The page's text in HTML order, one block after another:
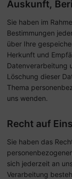
Auskunft,
Sie haben im
Bestimmungen
über Ihre
Herkunft und
Datenverarbeitung
Löschung dieser
Thema
uns wenden.
Recht auf
Sie haben das
sich jederzeit an
Verarbeitung